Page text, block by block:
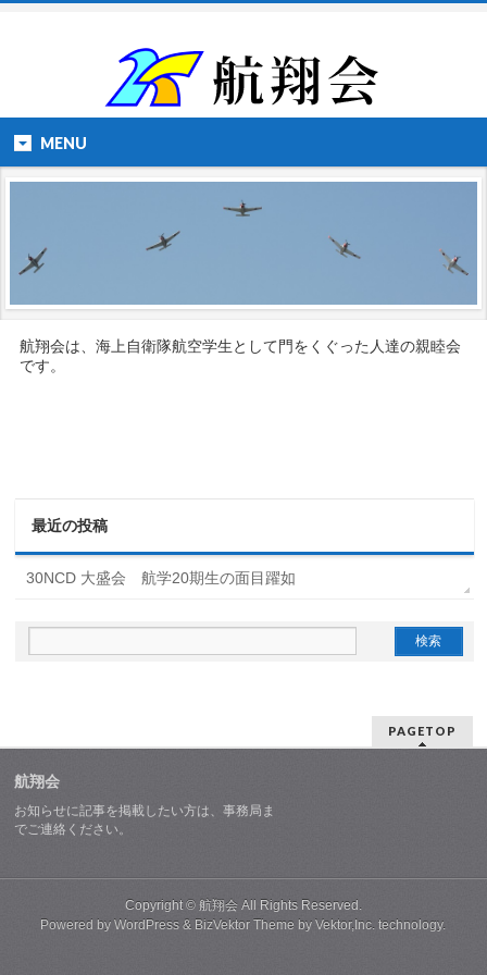
MENU
航翔会は、海上自衛隊航空学生として門をくぐった人達の親睦会
です。
最近の投稿
30NCD 大盛会 航学20期生の面目躍如
PAGETOP
航翔会
お知らせに記事を掲載したい方は、事務局ま
でご連絡ください。
Copyright © 航翔会All Rights Reserved.
Powered byWordPress & BizVektor Theme byVektor,Inc. technology.